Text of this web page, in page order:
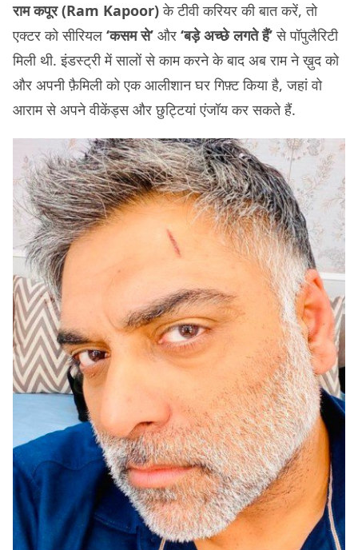
राम कपूर (Ram Kapoor)के टीवी करियर की बात करें, तो
एक्टर को सीरियल ‘कसम से’ और ‘बड़े अच्छे लगते हैं’से पॉपुलैरिटी
मिली थी. इंडस्ट्री में सालों से काम करने के बाद अब राम ने ख़ुद को
और अपनी फ़ैमिली को एक आलीशान घर गिफ़्ट किया है, जहां वो
आराम से अपने वीकेंड्स और छुट्टियां एंजॉय कर सकते हैं.